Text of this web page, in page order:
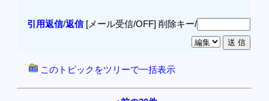
引用返信/返信[メール受信/OFF] 削除キー/
このトピックをツリーで一括表示